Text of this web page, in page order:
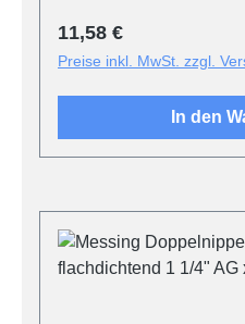
Regulärer Preis:
11,58 €
Preise inkl. MwSt. zzgl.
In den